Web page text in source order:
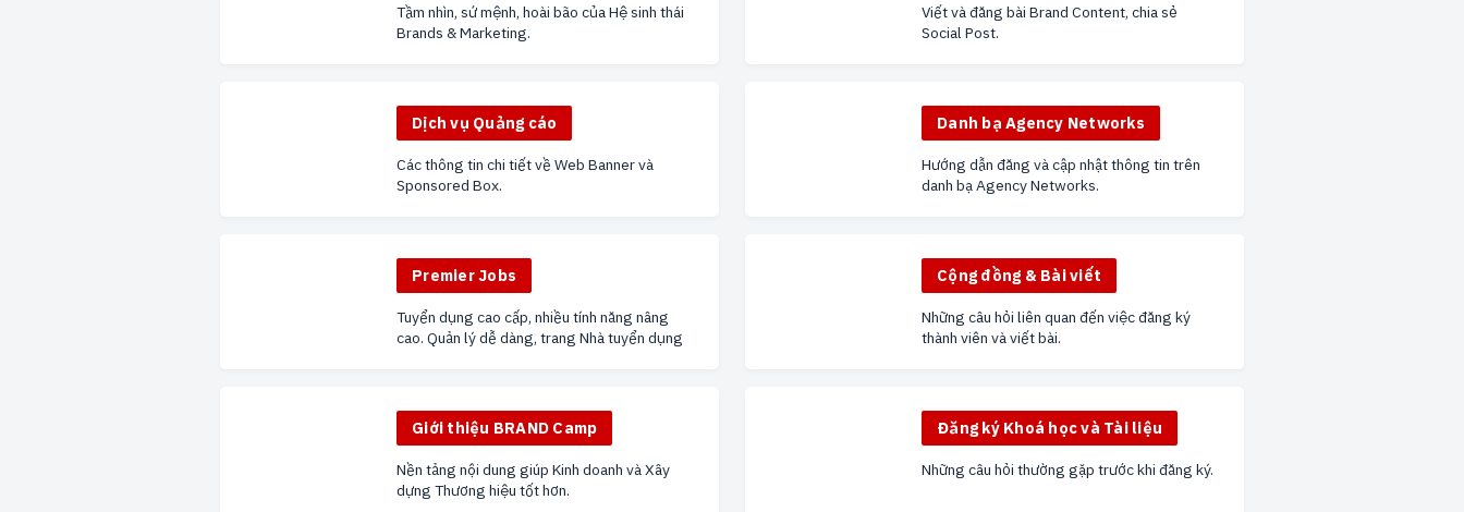
Tầm nhìn, sứ mệnh, hoài bão của Hệ sinh thái
Brands & Marketing.
Viết và đăng bài Brand Content, chia sẻ
Social Post.
Dịch vụ Quảng cáo
Các thông tin chi tiết về Web Banner và
Sponsored Box.
Danh bạ Agency Networks
Hướng dẫn đăng và cập nhật thông tin trên
danh bạ Agency Networks.
Premier Jobs
Tuyển dụng cao cấp, nhiều tính năng nâng
cao. Quản lý dễ dàng, trang Nhà tuyển dụng
Cộng đồng & Bài viết
Những câu hỏi liên quan đến việc đăng ký
thành viên và viết bài.
Giới thiệu BRAND Camp
Nền tảng nội dung giúp Kinh doanh và Xây
dựng Thương hiệu tốt hơn.
Đăng ký Khoá học và Tài liệu
Những câu hỏi thường gặp trước khi đăng ký.